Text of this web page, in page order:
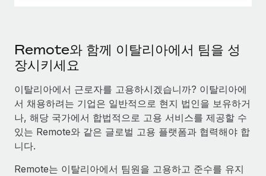
Remote와 함께 이탈리아에서 팀을 성
장시키세요
이탈리아에서 근로자를 고용하시겠습니까? 이탈리아에
서 채용하려는 기업은 일반적으로 현지 법인을 보유하거
나, 해당 국가에서 합법적으로 고용 서비스를 제공할 수
있는 Remote와 같은 글로벌 고용 플랫폼과 협력해야 합
니다.
Remote는 이탈리아에서 팀원을 고용하고 준수를 유지